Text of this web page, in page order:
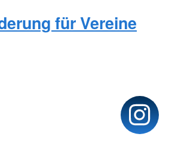
für Vereine